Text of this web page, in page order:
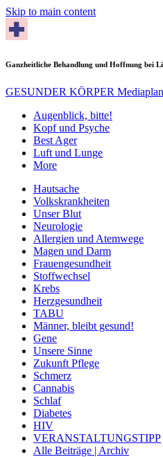
Skip to main content
Ganzheitliche Behandlung und Hoffnung bei
GESUNDER KÖRPER
Augenblick, bitte!
Kopf und Psyche
Best Ager
Luft und Lunge
More
Hautsache
Volkskrankheiten
Unser Blut
Neurologie
Allergien und Atemwege
Magen und Darm
Frauengesundheit
Stoffwechsel
Krebs
Herzgesundheit
TABU
Männer, bleibt gesund!
Gene
Unsere Sinne
Zukunft Pflege
Schmerz
Cannabis
Schlaf
Diabetes
HIV
VERANSTALTUNGSTIPP
Alle Beiträge | Archiv